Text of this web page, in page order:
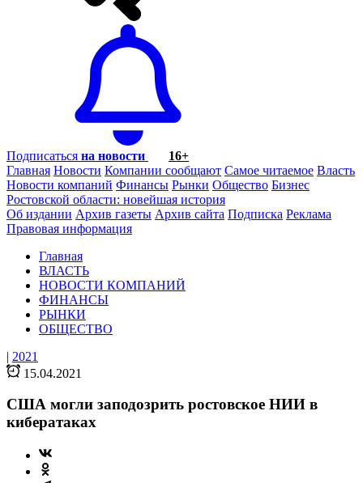
Подписаться на новости
16+
Главная Новости Компании сообщают Самое читаемое Власть
Новости компаний Финансы Рынки Общество Бизнес
Ростовской области: новейшая история
Об издании Архив газеты Архив сайта Подписка Реклама
Правовая информация
Главная
ВЛАСТЬ
НОВОСТИ КОМПАНИЙ
ФИНАНСЫ
РЫНКИ
ОБЩЕСТВО
| 2021
15.04.2021
США могли заподозрить ростовское НИИ в
кибератаках